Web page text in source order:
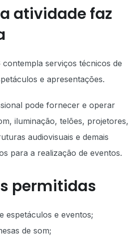
atividade faz
serviços técnicos de
e apresentações.
pode fornecer e operar
iluminação, telões, projetores,
audiovisuais e demais
para a realização de eventos.
permitidas
espetáculos e eventos;
de som;